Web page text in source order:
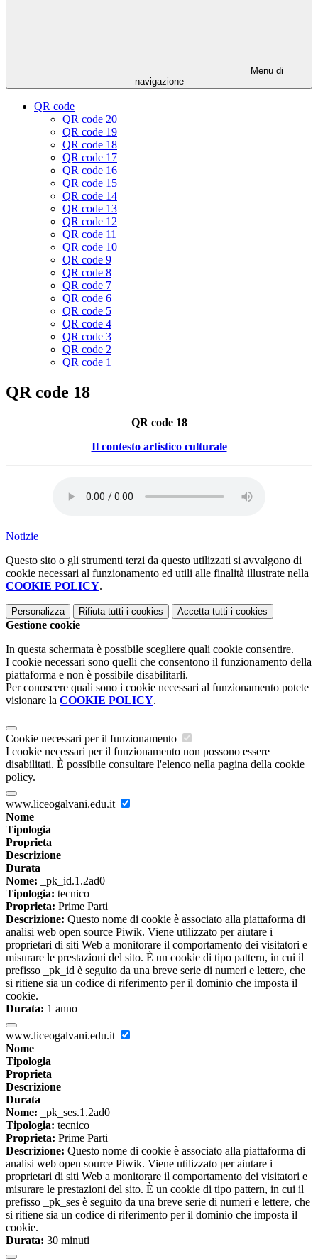
Menu di
navigazione
QR code
QR code 20
QR code 19
QR code 18
QR code 17
QR code 16
QR code 15
QR code 14
QR code 13
QR code 12
QR code 11
QR code 10
QR code 9
QR code 8
QR code 7
QR code 6
QR code 5
QR code 4
QR code 3
QR code 2
QR code 1
QR code 18
QR code 18
Il contesto artistico culturale
Notizie
Questo sito o gli strumenti terzi da questo utilizzati si avvalgono di
cookie necessari al funzionamento ed utili alle finalità illustrate nella
COOKIE POLICY.
Personalizza Rifiuta tutti i cookies Accetta tutti i cookies
Gestione cookie
In questa schermata è possibile scegliere quali cookie consentire.
I cookie necessari sono quelli che consentono il funzionamento della
piattaforma e non è possibile disabilitarli.
Per conoscere quali sono i cookie necessari al funzionamento potete
visionare la COOKIE POLICY.
Cookie necessari per il funzionamento
I cookie necessari per il funzionamento non possono essere
disabilitati. È possibile consultare l'elenco nella pagina della cookie
policy.
www.liceogalvani.edu.it
Nome
Tipologia
Proprieta
Descrizione
Durata
Nome: _pk_id.1.2ad0
Tipologia: tecnico
Proprieta: Prime Parti
Descrizione: Questo nome di cookie è associato alla piattaforma di
analisi web open source Piwik. Viene utilizzato per aiutare i
proprietari di siti Web a monitorare il comportamento dei visitatori e
misurare le prestazioni del sito. È un cookie di tipo pattern, in cui il
prefisso _pk_id è seguito da una breve serie di numeri e lettere, che
si ritiene sia un codice di riferimento per il dominio che imposta il
cookie.
Durata: 1 anno
www.liceogalvani.edu.it
Nome
Tipologia
Proprieta
Descrizione
Durata
Nome: _pk_ses.1.2ad0
Tipologia: tecnico
Proprieta: Prime Parti
Descrizione: Questo nome di cookie è associato alla piattaforma di
analisi web open source Piwik. Viene utilizzato per aiutare i
proprietari di siti Web a monitorare il comportamento dei visitatori e
misurare le prestazioni del sito. È un cookie di tipo pattern, in cui il
prefisso _pk_ses è seguito da una breve serie di numeri e lettere, che
si ritiene sia un codice di riferimento per il dominio che imposta il
cookie.
Durata: 30 minuti